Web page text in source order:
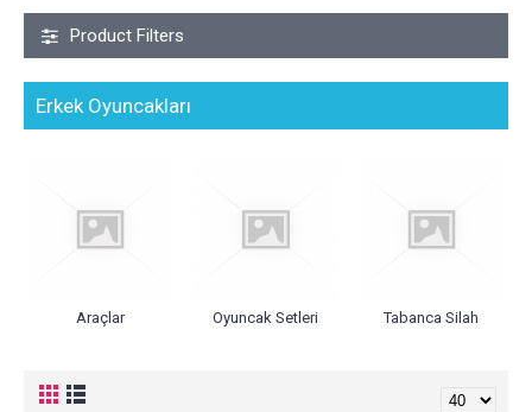
Product Filters
Erkek Oyuncakları
Araçlar Oyuncak Setleri Tabanca Silah